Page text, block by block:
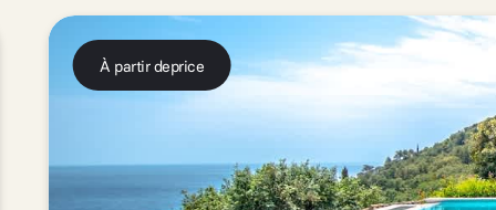
À partir deprice